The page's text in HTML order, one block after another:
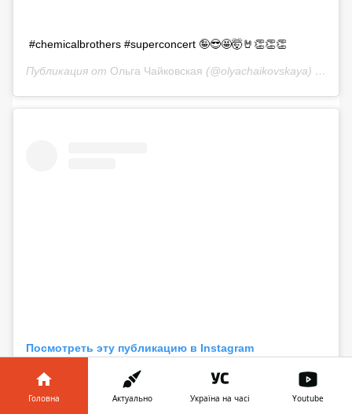
#chemicalbrothers #superconcert 🤪😎🤩🤯🤘👏👏👏
Публикация от Ольга Чайковская (@olyachaikovskaya) 15
Посмотреть эту публикацию в Instagram
Головна Актуально Україна на часі Youtube